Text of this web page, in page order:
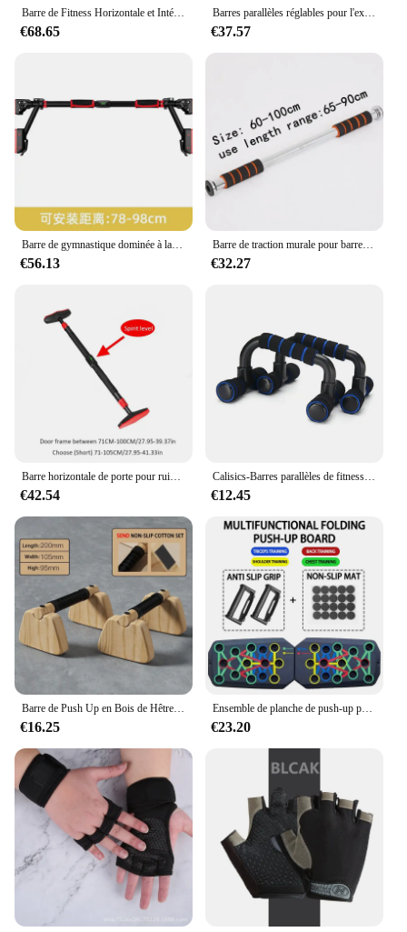
Barre de Fitness Horizontale et Intérieure Ajustable, Équipement de bug astique, Parallettes Hautes, Callisnatale ics, Dip Bar Aqbar
€68.65
Barres parallèles réglables pour l'exercice, AqBar multifonctionnel, Station de support, RapDuty, Calisnatale Ics
€37.57
Barre de gymnastique dominée à la maison, partenaires de musculation, exercices de barre, équipement de fitness Calisnatale ics, tiges de fer à ruisseau, côtes levées
€56.13
Barre de traction murale pour barres parallèles dominées, sac de paille de trempage pour chariot, tiges de fer, équipement de fitness ABS
€32.27
€42.54
Calisics-Barres parallèles de fitness, pompes, musculation à domicile
€12.45
€16.25
Ensemble de planche de push-up portable, barre multifonctionnelle, équipement de fitness pliable, entraînement de la poitrine, de l'abdomen, des bras et du dos
€23.20